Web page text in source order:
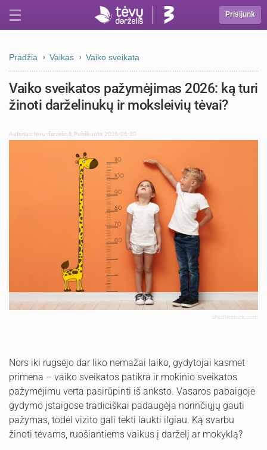
Prisijunk
Pradžia Vaikas Vaiko sveikata
Vaiko sveikatos pažymėjimas 2026: ką turi
žinoti darželinukų ir moksleivių tėvai?
Autorius:tevu-darzelis.lt Publikuota: 2026-06-30
Shutterstock.com
Nors iki rugsėjo dar liko nemažai laiko, gydytojai kasmet
primena – vaiko sveikatos patikra ir mokinio sveikatos
pažymėjimu verta pasirūpinti iš anksto. Vasaros pabaigoje
gydymo įstaigose tradiciškai padaugėja norinčiųjų gauti
pažymas, todėl vizito gali tekti laukti ilgiau. Ką svarbu
žinoti tėvams, ruošiantiems vaikus į darželį ar mokyklą?